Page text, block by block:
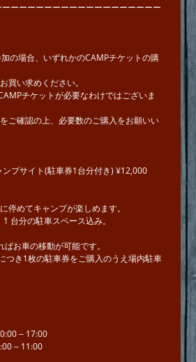
ーーーーーーーーーーーーーーーーーー
の場合、いずれかのCAMPチケットの購
買い求めください。
チケットが必要なわけではございま
ご確認の上、必要数のご購入をお願いい
プサイト(駐車券1台分付き) ¥12,000
停めてキャンプが楽しめます。
台分の駐⾞スペース込み。
お⾞の移動が可能です。
つき1枚の駐⾞券をご購入のうえ場内駐⾞
‒ 17:00
‒ 11:00